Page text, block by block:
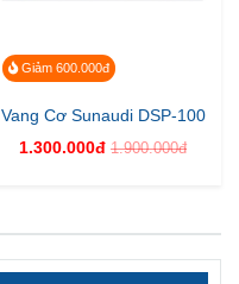
Giảm 600.000đ
Vang Cơ Sunaudi DSP-100
1.300.000đ 1.900.000đ